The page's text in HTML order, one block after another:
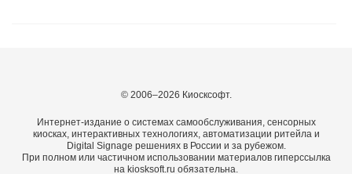
© 2006–2026 Киосксофт.
Интернет-издание о системах самообслуживания, сенсорных
киосках, интерактивных технологиях, автоматизации ритейла и
Digital Signage решениях в России и за рубежом.
При полном или частичном использовании материалов гиперссылка
на kiosksoft.ru обязательна.